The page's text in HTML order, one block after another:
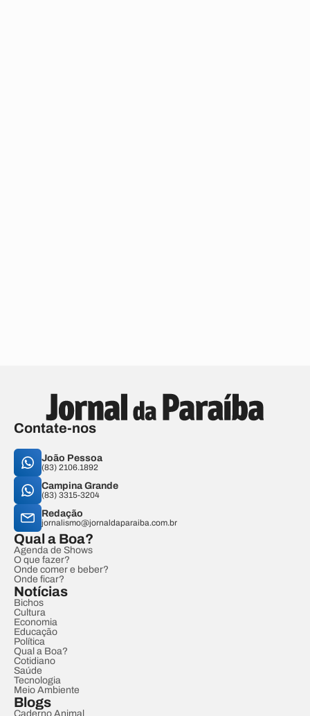
Contate-nos
João Pessoa
(83) 2106.1892
Campina Grande
(83) 3315-3204
Redação
jornalismo@jornaldaparaiba.com.br
Qual a Boa?
Agenda de Shows
O que fazer?
Onde comer e beber?
Onde ficar?
Notícias
Bichos
Cultura
Economia
Educação
Política
Qual a Boa?
Cotidiano
Saúde
Tecnologia
Meio Ambiente
Blogs
Caderno Animal